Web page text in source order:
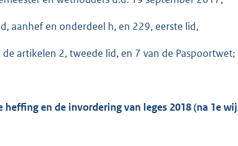
aanhef en onderdeel h, en 229, eerste lid,
artikelen 2, tweede lid, en 7 van de Paspoortwet;
heffing en de invordering van leges 2018(na 1e